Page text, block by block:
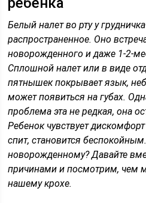
Белый налет во рту у
распространенное. Оно
новорожденного и даже 1-2-
Сплошной налет или в виде
пятнышек покрывает язык,
может появиться на губах.
проблема эта не редкая, она
Ребенок чувствует
спит, становится
новорожденному? Давайте
причинами и посмотрим,
нашему крохе.